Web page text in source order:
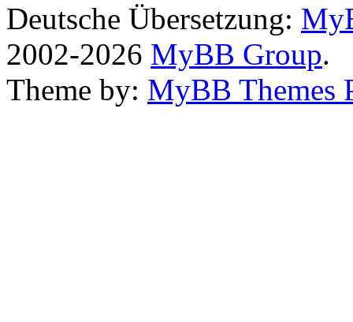
Deutsche Übersetzung:
2002-2026 MyBB Group.
Theme by: MyBB Themes